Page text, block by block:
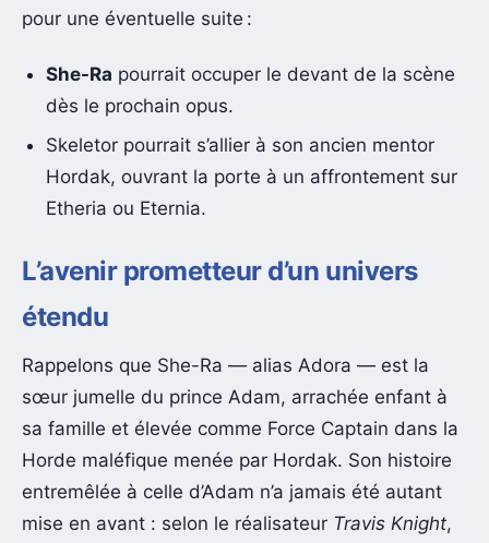
pour une éventuelle suite :
She-Ra pourrait occuper le devant de la scène
dès le prochain opus.
Skeletor pourrait s’allier à son ancien mentor
Hordak, ouvrant la porte à un affrontement sur
Etheria ou Eternia.
L’avenir prometteur d’un univers
étendu
Rappelons que She-Ra — alias Adora — est la
sœur jumelle du prince Adam, arrachée enfant à
sa famille et élevée comme Force Captain dans la
Horde maléfique menée par Hordak. Son histoire
entremêlée à celle d’Adam n’a jamais été autant
mise en avant : selon le réalisateur Travis Knight,